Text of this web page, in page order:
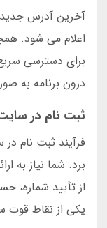
آخرین آدرس جدید
اعلام می شود.
برای دسترسی
درون برنامه به
ثبت نام در
برد. شما نیاز به
از تأیید
یکی از نقاط